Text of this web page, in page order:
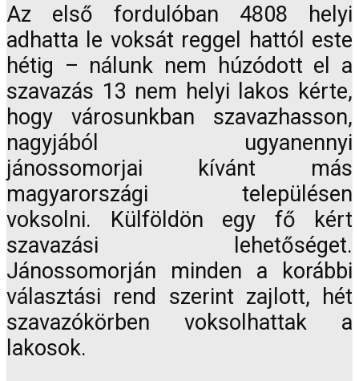
Az első fordulóban 4808 helyi
adhatta le voksát reggel hattól este
hétig – nálunk nem húzódott el a
szavazás 13 nem helyi lakos kérte,
hogy városunkban szavazhasson,
nagyjából ugyanennyi
jánossomorjai kívánt más
magyarországi településen
voksolni. Külföldön egy fő kért
szavazási lehetőséget.
Jánossomorján minden a korábbi
választási rend szerint zajlott, hét
szavazókörben voksolhattak a
lakosok.